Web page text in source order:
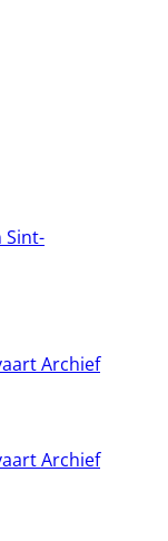
Sint-
Archief
Archief